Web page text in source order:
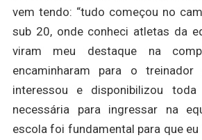
vem tendo: “tudo começou no
sub 20, onde conheci atletas da
viram meu destaque na
encaminharam para o
interessou e disponibilizou toda
necessária para ingressar na
escola foi fundamental para que